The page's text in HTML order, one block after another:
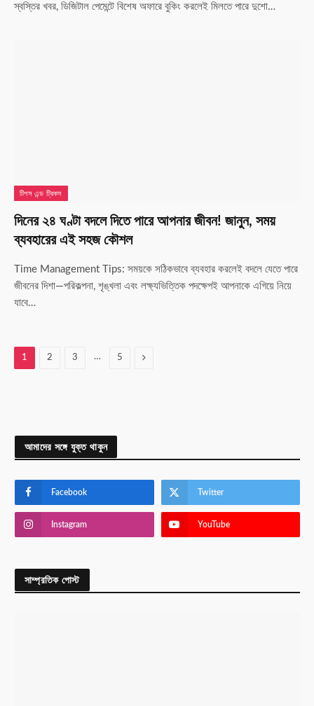
স্বস্তির খবর, ডিজিটাল পেমেন্টে বিশেষ অফারে বুকিং করলেই মিলতে পারে দুশো…
টিপস এন্ড ট্রিকস
দিনের ২৪ ঘণ্টা বদলে দিতে পারে আপনার জীবন! জানুন, সময়
ব্যবহারের এই সহজ কৌশল
Time Management Tips: সময়কে সঠিকভাবে ব্যবহার করলেই বদলে যেতে পারে
জীবনের দিশা—পরিকল্পনা, শৃঙ্খলা এবং লক্ষ্যভিত্তিক পদক্ষেপই আপনাকে এগিয়ে নিয়ে
যাবে…
1 2 3 … 5 Next
আমাদের সঙ্গে যুক্ত থাকুন
Facebook Twitter
Instagram YouTube
সাম্প্রতিক পোস্ট